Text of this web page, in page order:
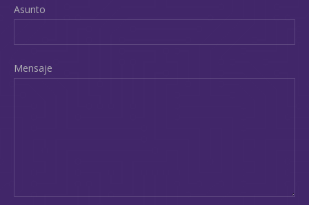
Asunto
Mensaje